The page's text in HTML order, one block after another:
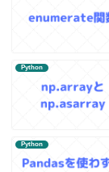
Python
Python